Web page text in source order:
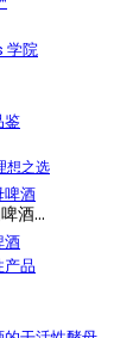
学院
鉴
啤酒
酒
品
想之选
酒...